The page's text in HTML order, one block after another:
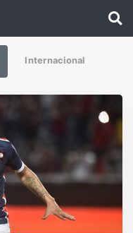
Internacional